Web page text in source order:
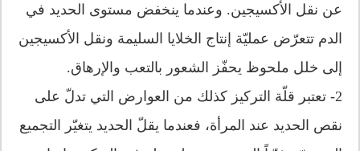
عن نقل الأكسيجين. وعندما ينخفض مستوى الحديد في
الدم تتعرّض عمليّة إنتاج الخلايا السليمة ونقل الأكسيجين
إلى خلل ملحوظ يحفّز الشعور بالتعب والإرهاق.
2- تعتبر قلّة التركيز كذلك من العوارض التي تدلّ على
نقص الحديد عند المرأة، فعندما يقلّ الحديد يتغيّر التجميع